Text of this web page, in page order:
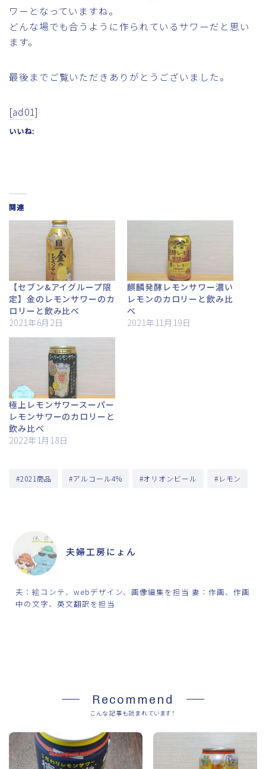
ワーとなっていますね。
どんな場でも合うように作られているサワーだと思い
ます。
最後までご覧いただきありがとうございました。
[ad01]
いいね:
関連
【セブン&アイグループ限
定】金のレモンサワーのカ
ロリーと飲み比べ
2021年6月2日
麒麟発酵レモンサワー濃い
レモンのカロリーと飲み比
べ
2021年11月19日
極上レモンサワースーパー
レモンサワーのカロリーと
飲み比べ
2022年1月18日
#2021商品 #アルコール4% #オリオンビール #レモン
夫婦工房にょん
夫：絵コンテ、webデザイン、画像編集を担当 妻：作画、作画
中の文字、英文翻訳を担当
Recommend
こんな記事も読まれています！